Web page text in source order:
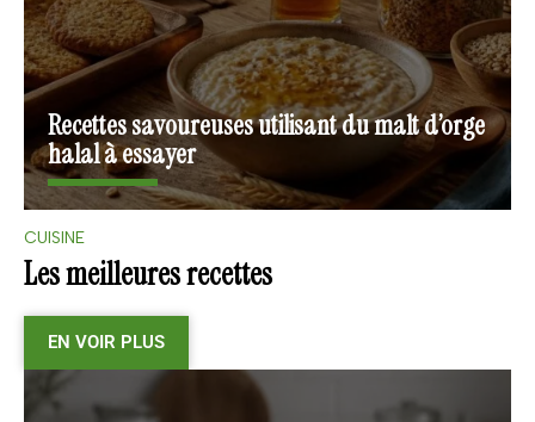
Recettes savoureuses utilisant du malt d’orge
halal à essayer
CUISINE
Les meilleures recettes
EN VOIR PLUS